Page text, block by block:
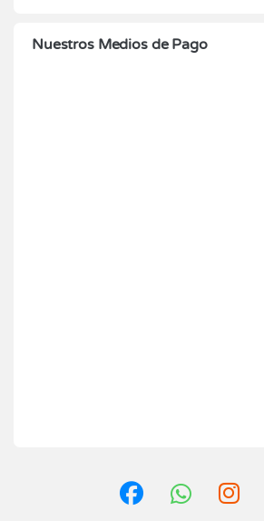
Nuestros Medios de Pago